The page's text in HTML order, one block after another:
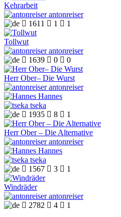
Kehrarbeit
antonreiser
 1611  1  1
Tollwut
antonreiser
 1639  0  0
Herr Ober– Die Wurst
antonreiser
Hannes
tseka
 1935  8  1
Herr Ober – Die Alternative
antonreiser
Hannes
tseka
 1567  3  1
Windräder
antonreiser
 2782  4  1